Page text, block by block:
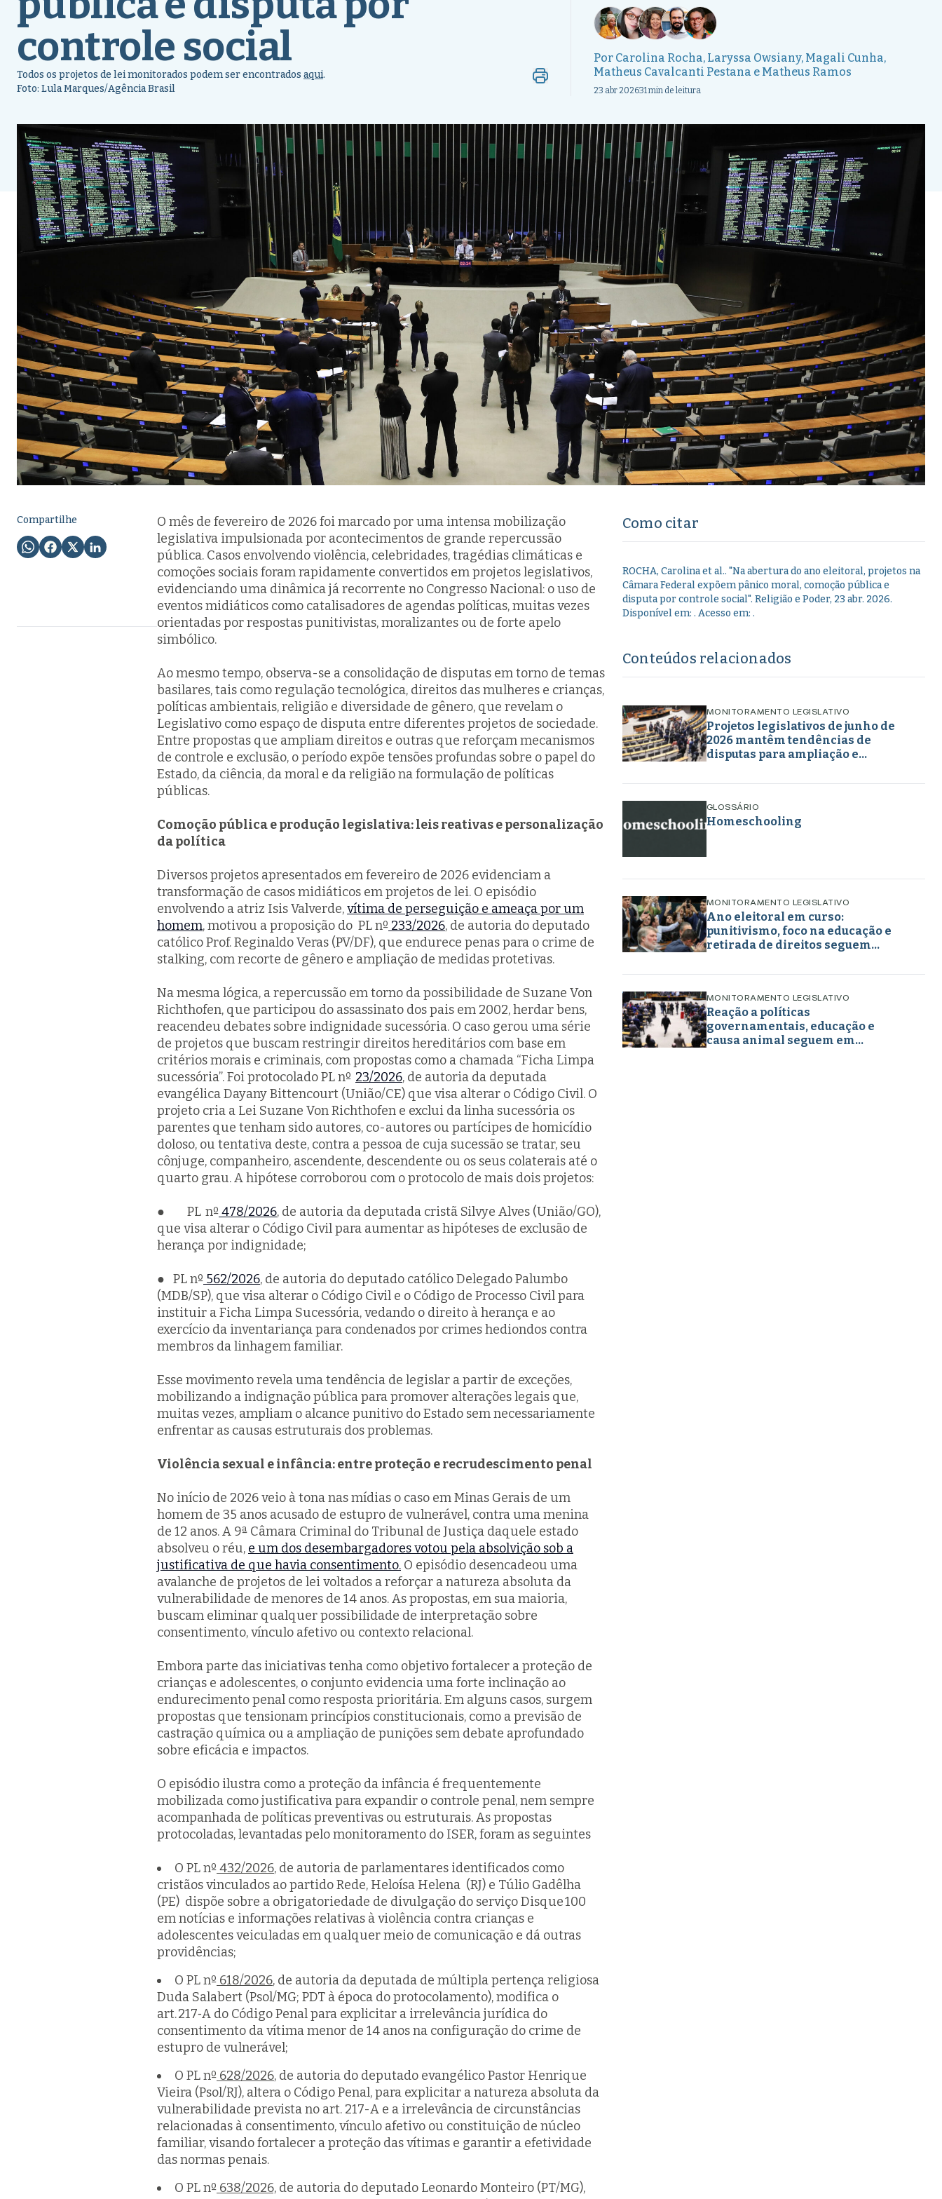
controle social
Todos os projetos de lei monitorados podem ser encontrados aqui.
Foto: Lula Marques/Agência Brasil
Por Carolina Rocha, Laryssa Owsiany, Magali Cunha,
Matheus Cavalcanti Pestana e Matheus Ramos
23 abr 202631 min de leitura
Compartilhe
O mês de fevereiro de 2026 foi marcado por uma intensa mobilização
legislativa impulsionada por acontecimentos de grande repercussão
pública. Casos envolvendo violência, celebridades, tragédias climáticas e
comoções sociais foram rapidamente convertidos em projetos legislativos,
evidenciando uma dinâmica já recorrente no Congresso Nacional: o uso de
eventos midiáticos como catalisadores de agendas políticas, muitas vezes
orientadas por respostas punitivistas, moralizantes ou de forte apelo
simbólico.
Ao mesmo tempo, observa-se a consolidação de disputas em torno de temas
basilares, tais como regulação tecnológica, direitos das mulheres e crianças,
políticas ambientais, religião e diversidade de gênero, que revelam o
Legislativo como espaço de disputa entre diferentes projetos de sociedade.
Entre propostas que ampliam direitos e outras que reforçam mecanismos
de controle e exclusão, o período expõe tensões profundas sobre o papel do
Estado, da ciência, da moral e da religião na formulação de políticas
públicas.
Comoção pública e produção legislativa: leis reativas e personalização
da política
Diversos projetos apresentados em fevereiro de 2026 evidenciam a
transformação de casos midiáticos em projetos de lei. O episódio
envolvendo a atriz Isis Valverde,vítima de perseguição e ameaça por um
homem, motivou a proposição do PL nº 233/2026, de autoria do deputado
católico Prof. Reginaldo Veras (PV/DF), que endurece penas para o crime de
stalking, com recorte de gênero e ampliação de medidas protetivas.
Na mesma lógica, a repercussão em torno da possibilidade de Suzane Von
Richthofen, que participou do assassinato dos pais em 2002, herdar bens,
reacendeu debates sobre indignidade sucessória. O caso gerou uma série
de projetos que buscam restringir direitos hereditários com base em
critérios morais e criminais, com propostas como a chamada “Ficha Limpa
sucessória”. Foi protocolado PL nº 23/2026, de autoria da deputada
evangélica Dayany Bittencourt (União/CE) que visa alterar o Código Civil. O
projeto cria a Lei Suzane Von Richthofen e exclui da linha sucessória os
parentes que tenham sido autores, co-autores ou partícipes de homicídio
doloso, ou tentativa deste, contra a pessoa de cuja sucessão se tratar, seu
cônjuge, companheiro, ascendente, descendente ou os seus colaterais até o
quarto grau. A hipótese corroborou com o protocolo de mais dois projetos:
● PL nº478/2026, de autoria da deputada cristã Silvye Alves (União/GO),
que visa alterar o Código Civil para aumentar as hipóteses de exclusão de
herança por indignidade;
● PL nº 562/2026, de autoria do deputado católico Delegado Palumbo
(MDB/SP), que visa alterar o Código Civil e o Código de Processo Civil para
instituir a Ficha Limpa Sucessória, vedando o direito à herança e ao
exercício da inventariança para condenados por crimes hediondos contra
membros da linhagem familiar.
Esse movimento revela uma tendência de legislar a partir de exceções,
mobilizando a indignação pública para promover alterações legais que,
muitas vezes, ampliam o alcance punitivo do Estado sem necessariamente
enfrentar as causas estruturais dos problemas.
Violência sexual e infância: entre proteção e recrudescimento penal
No início de 2026 veio à tona nas mídias o caso em Minas Gerais de um
homem de 35 anos acusado de estupro de vulnerável, contra uma menina
de 12 anos. A 9ª Câmara Criminal do Tribunal de Justiça daquele estado
absolveu o réu, e um dos desembargadores votou pela absolvição sob a
justificativa de que havia consentimento. O episódio desencadeou uma
avalanche de projetos de lei voltados a reforçar a natureza absoluta da
vulnerabilidade de menores de 14 anos. As propostas, em sua maioria,
buscam eliminar qualquer possibilidade de interpretação sobre
consentimento, vínculo afetivo ou contexto relacional.
Embora parte das iniciativas tenha como objetivo fortalecer a proteção de
crianças e adolescentes, o conjunto evidencia uma forte inclinação ao
endurecimento penal como resposta prioritária. Em alguns casos, surgem
propostas que tensionam princípios constitucionais, como a previsão de
castração química ou a ampliação de punições sem debate aprofundado
sobre eficácia e impactos.
O episódio ilustra como a proteção da infância é frequentemente
mobilizada como justificativa para expandir o controle penal, nem sempre
acompanhada de políticas preventivas ou estruturais. As propostas
protocoladas, levantadas pelo monitoramento do ISER, foram as seguintes
O PL nº432/2026, de autoria de parlamentares identificados como
cristãos vinculados ao partido Rede, Heloísa Helena (RJ) e Túlio Gadêlha
(PE) dispõe sobre a obrigatoriedade de divulgação do serviço Disque 100
em notícias e informações relativas à violência contra crianças e
adolescentes veiculadas em qualquer meio de comunicação e dá outras
providências;
O PL nº 618/2026, de autoria da deputada de múltipla pertença religiosa
Duda Salabert (Psol/MG; PDT à época do protocolamento), modifica o
art. 217‑A do Código Penal para explicitar a irrelevância jurídica do
consentimento da vítima menor de 14 anos na configuração do crime de
estupro de vulnerável;
O PL nº 628/2026, de autoria do deputado evangélico Pastor Henrique
Vieira (Psol/RJ), altera o Código Penal, para explicitar a natureza absoluta da
vulnerabilidade prevista no art. 217-A e a irrelevância de circunstâncias
relacionadas à consentimento, vínculo afetivo ou constituição de núcleo
familiar, visando fortalecer a proteção das vítimas e garantir a efetividade
das normas penais.
O PL nº 638/2026, de autoria do deputado Leonardo Monteiro (PT/MG),
Como citar
ROCHA, Carolina et al.. "Na abertura do ano eleitoral, projetos na
Câmara Federal expõem pânico moral, comoção pública e
disputa por controle social". Religião e Poder, 23 abr. 2026.
Disponível em: . Acesso em: .
Conteúdos relacionados
MONITORAMENTO LEGISLATIVO
Projetos legislativos de junho de
2026 mantêm tendências de
disputas para ampliação e
gênero, educação e
GLOSSÁRIO
Homeschooling
MONITORAMENTO LEGISLATIVO
Ano eleitoral em curso:
punitivismo, foco na educação e
retirada de direitos seguem
2026
MONITORAMENTO LEGISLATIVO
Reação a políticas
governamentais, educação e
causa animal seguem em